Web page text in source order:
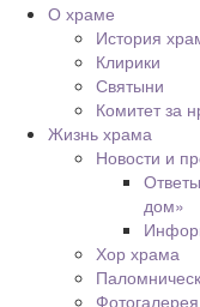
О храме
История
Клирики
Святыни
Комитет за
Жизнь храма
Новости и
дом»
Хор храма
Фотогалерея